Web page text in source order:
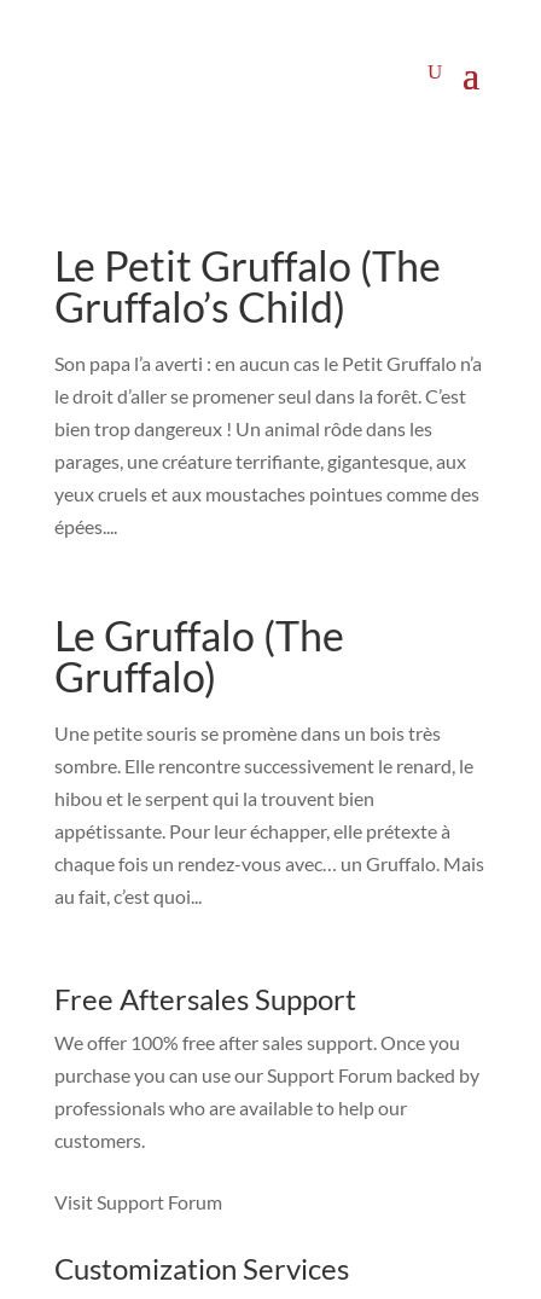
Le Petit Gruffalo (The
Gruffalo’s Child)
Son papa l’a averti : en aucun cas le Petit Gruffalo n’a
le droit d’aller se promener seul dans la forêt. C’est
bien trop dangereux ! Un animal rôde dans les
parages, une créature terrifiante, gigantesque, aux
yeux cruels et aux moustaches pointues comme des
épées....
Le Gruffalo (The
Gruffalo)
Une petite souris se promène dans un bois très
sombre. Elle rencontre successivement le renard, le
hibou et le serpent qui la trouvent bien
appétissante. Pour leur échapper, elle prétexte à
chaque fois un rendez-vous avec… un Gruffalo. Mais
au fait, c’est quoi...
Free Aftersales Support
We offer 100% free after sales support. Once you
purchase you can use ourSupport Forumbacked by
professionals who are available to help our
customers.
Visit Support Forum
Customization Services